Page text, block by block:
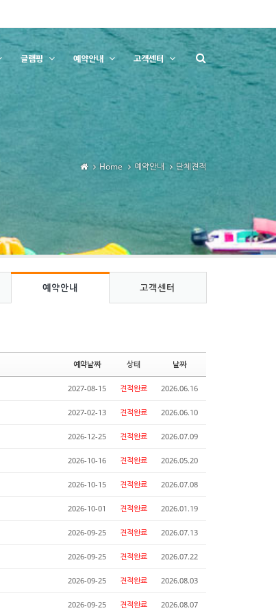
글램핑 예약안내 고객센터
Home 예약안내 단체견적
예약안내 고객센터
예약날짜 상태 날짜
2027-08-15 견적완료 2026.06.16
2027-02-13 견적완료 2026.06.10
2026-12-25 견적완료 2026.07.09
2026-10-16 견적완료 2026.05.20
2026-10-15 견적완료 2026.07.08
2026-10-01 견적완료 2026.01.19
2026-09-25 견적완료 2026.07.13
2026-09-25 견적완료 2026.07.22
2026-09-25 견적완료 2026.08.03
2026-09-25 견적완료 2026.08.07